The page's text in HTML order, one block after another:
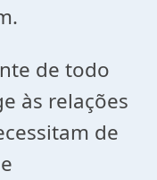
de todo
às relações
de